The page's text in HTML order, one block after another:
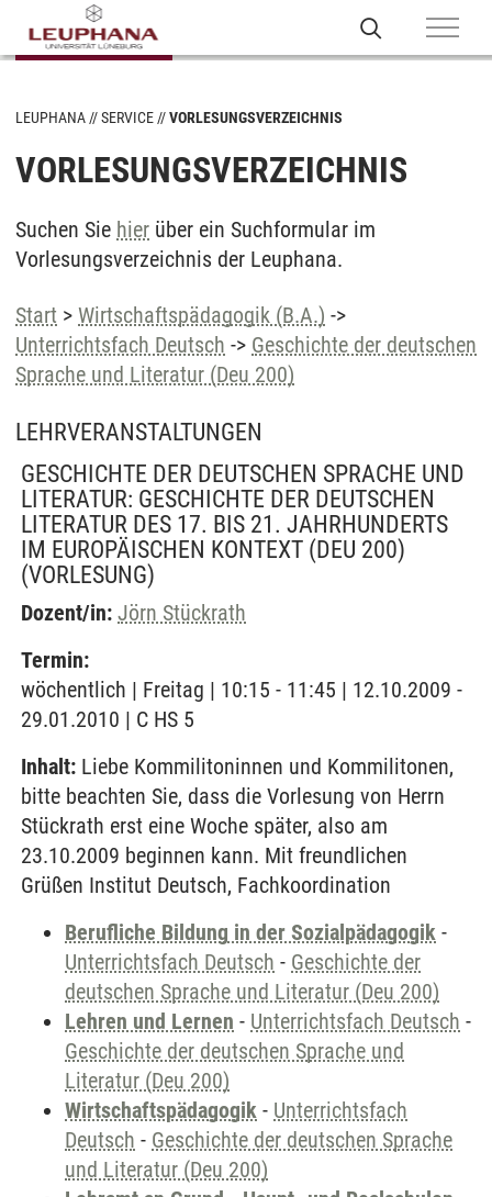
LEUPHANA SERVICE VORLESUNGSVERZEICHNIS
VORLESUNGSVERZEICHNIS
Suchen Sie hier über ein Suchformular im
Vorlesungsverzeichnis der Leuphana.
Start > Wirtschaftspädagogik (B.A.) ->
Unterrichtsfach Deutsch -> Geschichte der deutschen
Sprache und Literatur (Deu 200)
LEHRVERANSTALTUNGEN
GESCHICHTE DER DEUTSCHEN SPRACHE UND
LITERATUR: GESCHICHTE DER DEUTSCHEN
LITERATUR DES 17. BIS 21. JAHRHUNDERTS
IM EUROPÄISCHEN KONTEXT (DEU 200)
(VORLESUNG)
Dozent/in: Jörn Stückrath
Termin:
wöchentlich | Freitag | 10:15 - 11:45 | 12.10.2009 -
29.01.2010 | C HS 5
Inhalt: Liebe Kommilitoninnen und Kommilitonen,
bitte beachten Sie, dass die Vorlesung von Herrn
Stückrath erst eine Woche später, also am
23.10.2009 beginnen kann. Mit freundlichen
Grüßen Institut Deutsch, Fachkoordination
Berufliche Bildung in der Sozialpädagogik -
Unterrichtsfach Deutsch - Geschichte der
deutschen Sprache und Literatur (Deu 200)
Lehren und Lernen - Unterrichtsfach Deutsch -
Geschichte der deutschen Sprache und
Literatur (Deu 200)
Wirtschaftspädagogik - Unterrichtsfach
Deutsch - Geschichte der deutschen Sprache
und Literatur (Deu 200)